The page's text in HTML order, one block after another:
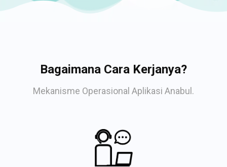
Bagaimana Cara Kerjanya?
Mekanisme Operasional Aplikasi Anabul.